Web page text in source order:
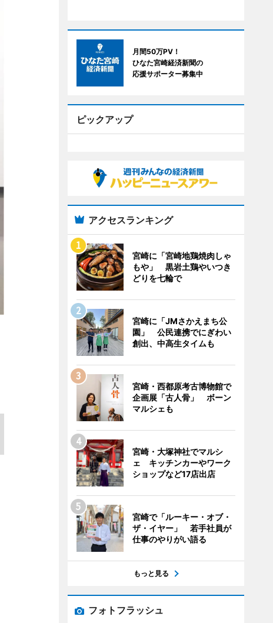
月間50万PV！
ひなた宮崎経済新聞の
応援サポーター募集中
ピックアップ
アクセスランキング
宮崎に「宮崎地鶏焼肉しゃ
もや」 黒岩土鶏やいつき
どりを七輪で
宮崎に「JMさかえまち公
園」 公民連携でにぎわい
創出、中高生タイムも
宮崎・西都原考古博物館で
企画展「古人骨」 ボーン
マルシェも
宮崎・大塚神社でマルシ
ェ キッチンカーやワーク
ショップなど17店出店
宮崎で「ルーキー・オブ・
ザ・イヤー」 若手社員が
仕事のやりがい語る
もっと見る
フォトフラッシュ